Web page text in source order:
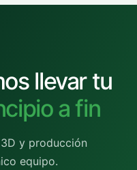
llevar tu
a fin
y producción
equipo.